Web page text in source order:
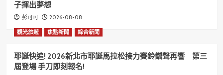
子揮出夢想
彭可可 2026-08-08
觀光旅遊 焦點新聞 綜合新聞
耶誕快追! 2026新北市耶誕馬拉松接力賽鈴鐺聲再響 第三
屆登場 手刀即刻報名!